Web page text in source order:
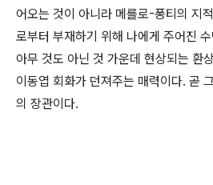
어오는 것이 아니라 메를로-퐁티의 지
로부터 부재하기 위해 나에게 주어진
아무 것도 아닌 것 가운데 현상되는 환
이동엽 회화가 던져주는 매력이다. 곧
의 장관이다.